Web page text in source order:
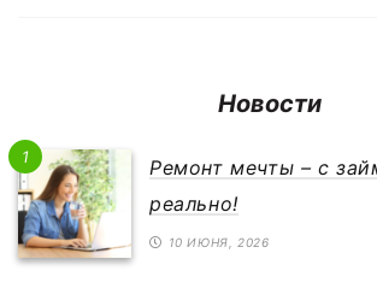
Новости
1
Ремонт мечты – с
реально!
10 ИЮНЯ, 2026